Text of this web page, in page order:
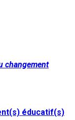
changement
éducatif(s)